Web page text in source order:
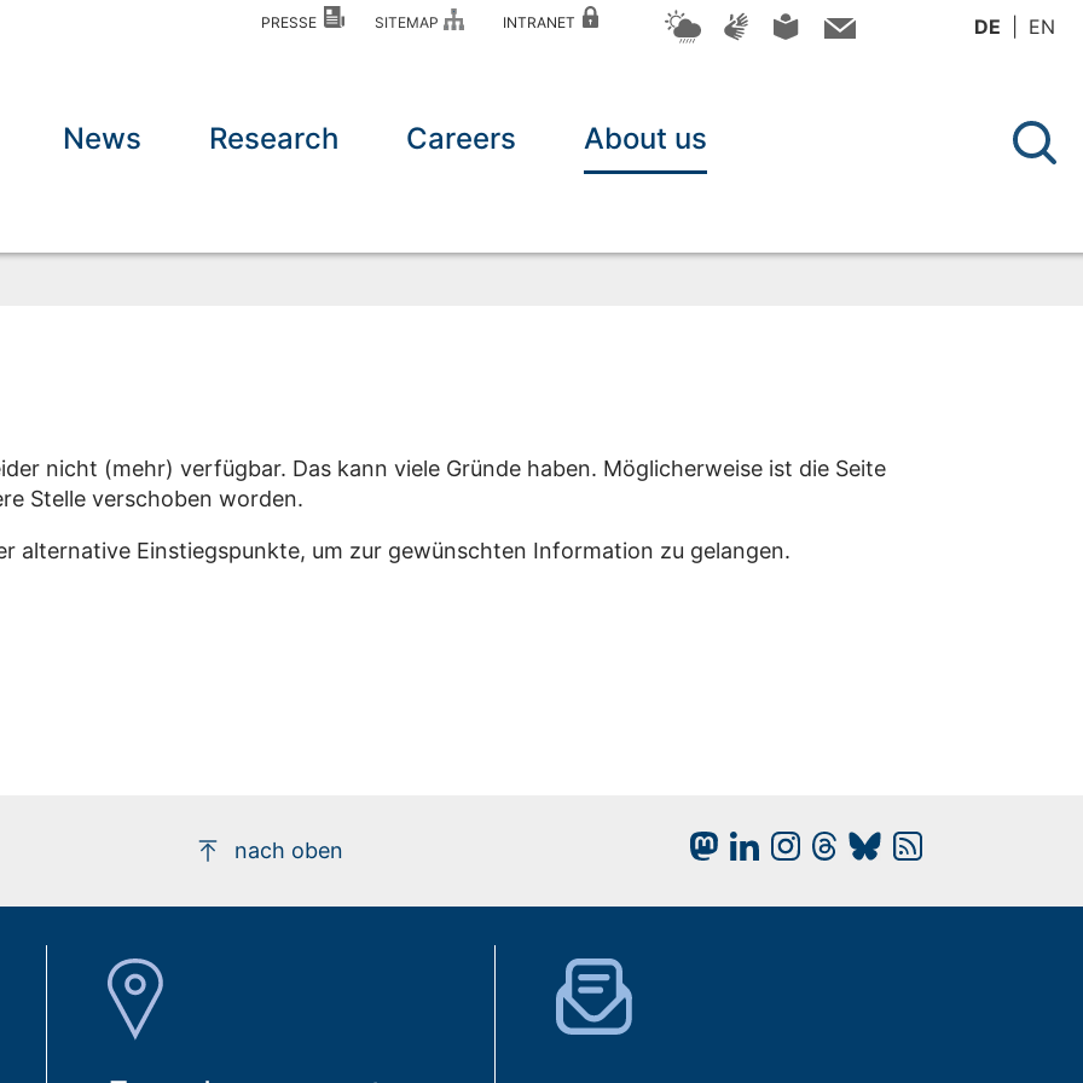
PRESSE SITEMAP INTRANET DE EN
News Research Careers About us
nicht (mehr) verfügbar. Das kann viele Gründe haben. Möglicherweise ist die Seite
Stelle verschoben worden.
alternative Einstiegspunkte, um zur gewünschten Information zu gelangen.
nach oben